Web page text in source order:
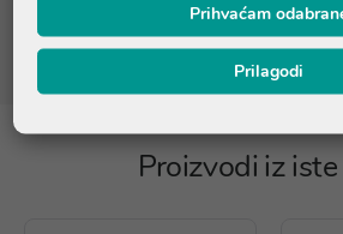
online@ljekarnatalan.hr kako biste bili
prikladni za vašu osobnu upotrebu.
Proizvodi iz
Prihvaćam
Prilagodi